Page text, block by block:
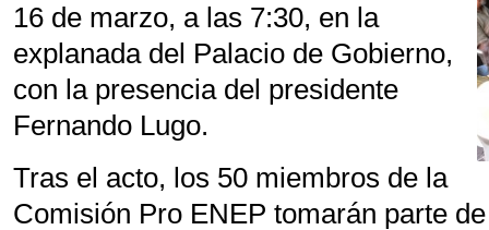
16 de marzo, a las 7:30, en la
explanada del Palacio de Gobierno,
con la presencia del presidente
Fernando Lugo.
Tras el acto, los 50 miembros de la
Comisión Pro ENEP tomarán parte